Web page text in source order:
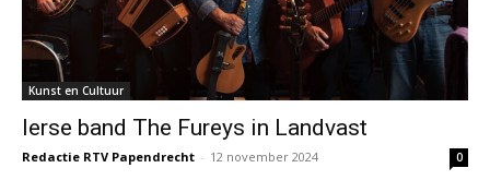
Kunst en Cultuur
Ierse band The Fureys in Landvast
Redactie RTV Papendrecht - 12 november 2024 0